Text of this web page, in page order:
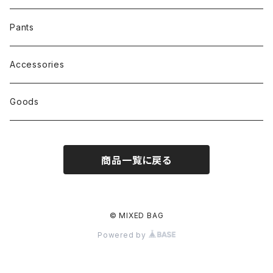
Pants
Accessories
Goods
商品一覧に戻る
© MIXED BAG
Powered by